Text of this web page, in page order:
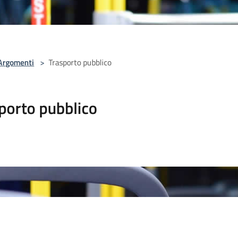
> Trasporto pubblico
pubblico